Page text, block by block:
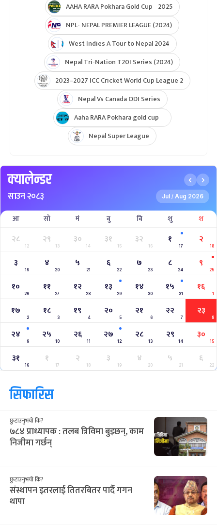
AAHA RARA Pokhara Gold Cup 2025
NPL- NEPAL PREMIER LEAGUE (2024)
West Indies A Tour to Nepal 2024
Nepal Tri-Nation T20I Series (2024)
2023–2027 ICC Cricket World Cup League 2
Nepal Vs Canada ODI Series
Aaha RARA Pokhara gold cup
Nepal Super League
क्यालेन्डर
साउन २०८३ Jul / Aug 2026
आ सो मं बु बि शु श
२८
12
२९
13
३०
14
३१
15
३२
16
१
17
२
18
३
19
४
20
५
21
६
22
७
23
८
24
९
25
१०
26
११
27
१२
28
१३
29
१४
30
१५
31
१६
1
१७
2
१८
3
१९
4
२०
5
२१
6
२२
7
२३
8
२४
9
२५
10
२६
11
२७
12
२८
13
२९
14
३०
15
३१
16
१
17
२
18
३
19
४
20
५
21
६
22
सिफारिस
छुटाउनुभयो कि?
७८४ प्राध्यापक : तलब त्रिविमा बुझ्छन्, काम
निजीमा गर्छन्
छुटाउनुभयो कि?
संस्थापन इतरलाई तितरबितर पार्दै गगन
थापा